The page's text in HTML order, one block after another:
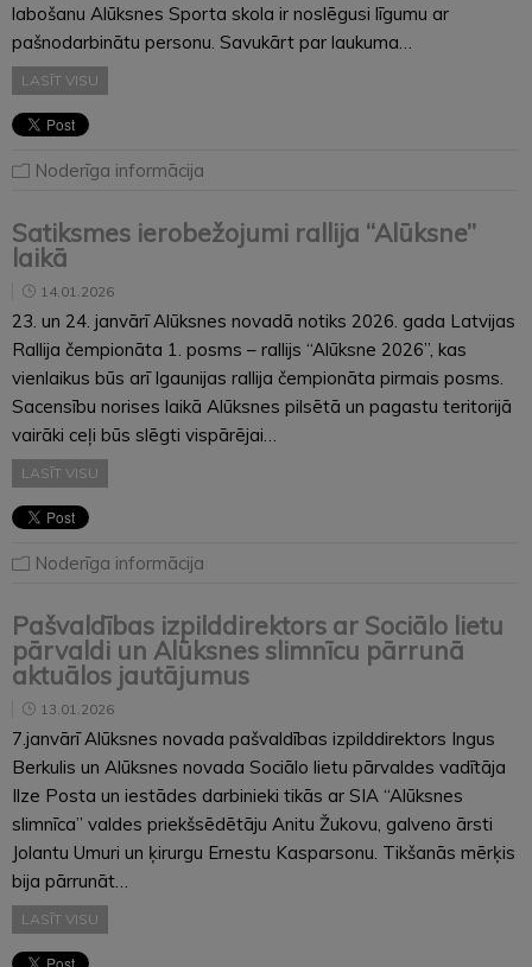
labošanu Alūksnes Sporta skola ir noslēgusi līgumu ar
pašnodarbinātu personu. Savukārt par laukuma…
LASĪT VISU
Noderīga informācija
Satiksmes ierobežojumi rallija “Alūksne”
laikā
14.01.2026
23. un 24. janvārī Alūksnes novadā notiks 2026. gada Latvijas
Rallija čempionāta 1. posms – rallijs “Alūksne 2026”, kas
vienlaikus būs arī Igaunijas rallija čempionāta pirmais posms.
Sacensību norises laikā Alūksnes pilsētā un pagastu teritorijā
vairāki ceļi būs slēgti vispārējai…
LASĪT VISU
Noderīga informācija
Pašvaldības izpilddirektors ar Sociālo lietu
pārvaldi un Alūksnes slimnīcu pārrunā
aktuālos jautājumus
13.01.2026
7.janvārī Alūksnes novada pašvaldības izpilddirektors Ingus
Berkulis un Alūksnes novada Sociālo lietu pārvaldes vadītāja
Ilze Posta un iestādes darbinieki tikās ar SIA “Alūksnes
slimnīca” valdes priekšsēdētāju Anitu Žukovu, galveno ārsti
Jolantu Umuri un ķirurgu Ernestu Kasparsonu. Tikšanās mērķis
bija pārrunāt…
LASĪT VISU